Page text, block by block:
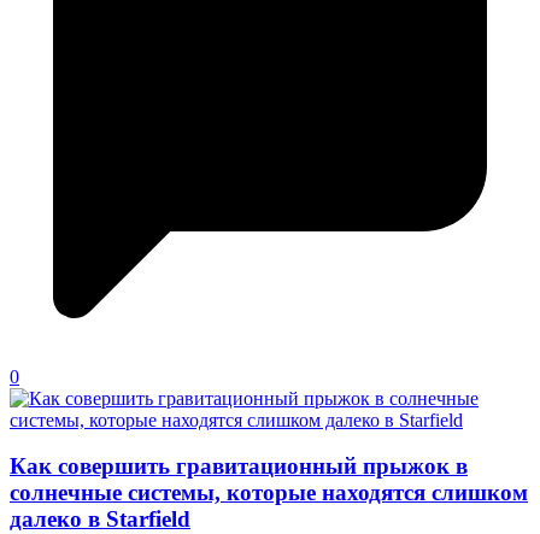
0
Как совершить гравитационный прыжок в
солнечные системы, которые находятся слишком
далеко в Starfield